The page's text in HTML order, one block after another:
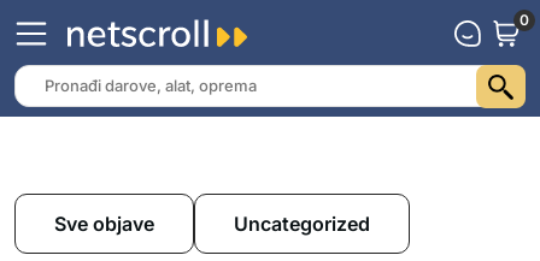
0
Sve objave Uncategorized